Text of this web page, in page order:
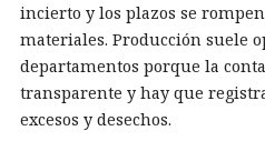
incierto y los plazos se
materiales. Producción suele
departamentos porque la
transparente y hay que
excesos y desechos.